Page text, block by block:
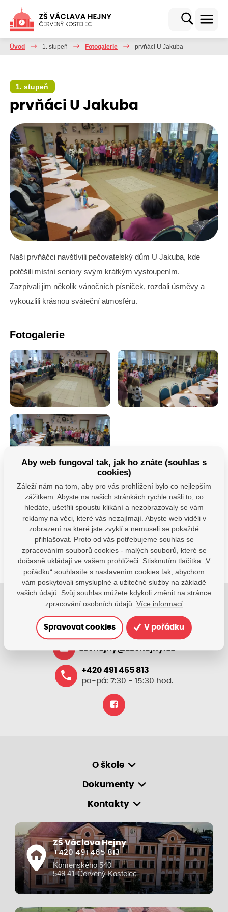
Úvod 1. stupeň Fotogalerie prvňáci U Jakuba
1. stupeň
prvňáci U Jakuba
Naši prvňáčci navštívili pečovatelský dům U Jakuba, kde
potěšili místní seniory svým krátkým vystoupením.
Zazpívali jim několik vánočních písniček, rozdali úsměvy a
vykouzlili krásnou sváteční atmosféru.
Fotogalerie
Máte dotazy?
Kontaktujte nás
SDÍLEJTE:
Jsme tu pro Vaše děti.
Jsme k dispozici, pokud potřebujete pomoci.
zsvhejny@zsvhejny.cz
+420 491 465 813
po-pá: 7:30 - 15:30 hod.
O škole
Dokumenty
Kontakty
ZŠ Václava Hejny
+420 491 465 813
Komenského 540
549 41 Červený Kostelec
Aby web fungoval tak, jak ho znáte (souhlas s
cookies)
Záleží nám na tom, aby pro vás prohlížení bylo co nejlepším
zážitkem. Abyste na našich stránkách rychle našli to, co
hledáte, ušetřili spoustu klikání a nezobrazovaly se vám
reklamy na věci, které vás nezajímají. Abyste web viděli v
zobrazení na které jste zvyklí a nemuseli se pokaždé
přihlašovat. Proto od vás potřebujeme souhlas se
zpracováním souborů cookies - malých souborů, které se
dočasně ukládají ve vašem prohlížeči. Stisknutím tlačítka „V
pořádku“ souhlasíte s nastavením cookies tak, abychom
vám poskytovali smysluplné a užitečné služby na základě
vašich údajů. Svůj souhlas můžete kdykoli změnit na stránce
zpracování osobních údajů. Více informací
Spravovat cookies V pořádku